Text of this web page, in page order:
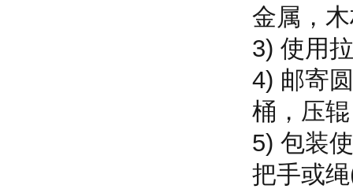
金属，
3) 使用
4) 邮寄
桶，压
5) 包装
把手或